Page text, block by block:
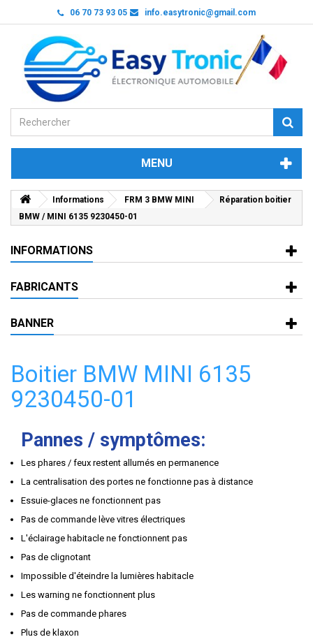
06 70 73 93 05 info.easytronic@gmail.com
MENU
Informations FRM 3 BMW MINI
Réparation boitier
BMW / MINI 6135 9230450-01
INFORMATIONS
FABRICANTS
BANNER
Boitier BMW MINI 6135
9230450-01
Pannes / symptômes:
Les phares / feux restent allumés en permanence
La centralisation des portes ne fonctionne pas à distance
Essuie-glaces ne fonctionnent pas
Pas de commande lève vitres électriques
L'éclairage habitacle ne fonctionnent pas
Pas de clignotant
Impossible d'éteindre la lumières habitacle
Les warning ne fonctionnent plus
Pas de commande phares
Plus de klaxon